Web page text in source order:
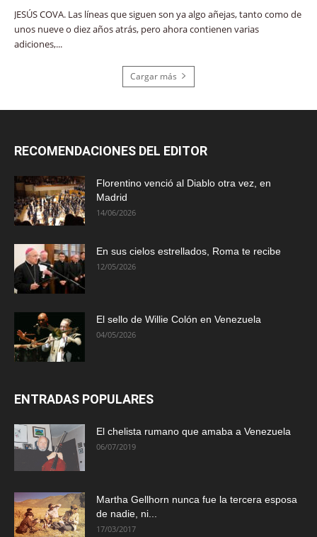
JESÚS COVA. Las líneas que siguen son ya algo añejas, tanto como de
unos nueve o diez años atrás, pero ahora contienen varias
adiciones,...
Cargar más
RECOMENDACIONES DEL EDITOR
Florentino venció al Diablo otra vez, en
Madrid
14/06/2026
En sus cielos estrellados, Roma te recibe
12/05/2026
El sello de Willie Colón en Venezuela
04/05/2026
ENTRADAS POPULARES
El chelista rumano que amaba a Venezuela
06/07/2019
Martha Gellhorn nunca fue la tercera esposa
de nadie, ni...
17/03/2017